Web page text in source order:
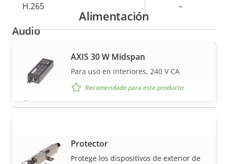
H.265 –
Audio
Descripción
de
propiedad
Valor de
la
propiedad
Compatibilidad de audio
propiedad
Arranque seguro
VISUALIZAR MÁS
Alimentación
AXIS 30 W Midspan
Para uso en interiores, 240 V CA
Recomendado para este producto
Protector
Protege los dispositivos de exterior de